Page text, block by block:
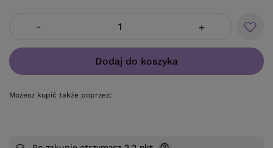
- +
Dodaj do koszyka
Możesz kupić także poprzez: